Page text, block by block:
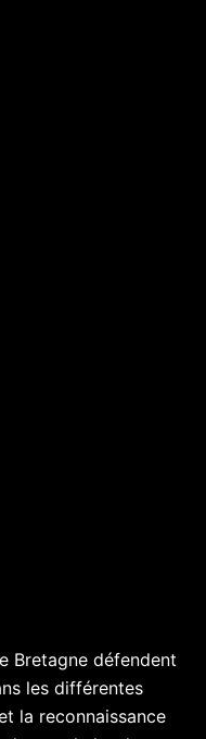
Bretagne défendent
les différentes
la reconnaissance